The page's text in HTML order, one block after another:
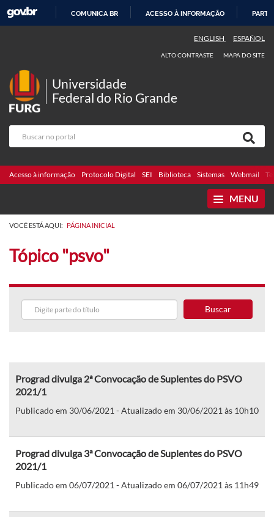
COMUNICA BR ACESSO À INFORMAÇÃO
ENGLISH ESPAÑOL
ALTO CONTRASTE MAPA DO SITE
Universidade
Federal do Rio Grande
Acesso à informação Protocolo Digital SEI Biblioteca Sistemas Webmail
MENU
VOCÊ ESTÁ AQUI: PÁGINA INICIAL
Tópico "psvo"
Buscar
Prograd divulga 2ª Convocação de Suplentes do PSVO
2021/1
Publicado em 30/06/2021 - Atualizado em 30/06/2021 às 10h10
Prograd divulga 3ª Convocação de Suplentes do PSVO
2021/1
Publicado em 06/07/2021 - Atualizado em 06/07/2021 às 11h49